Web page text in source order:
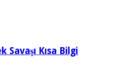
Savaşı Kısa Bilgi